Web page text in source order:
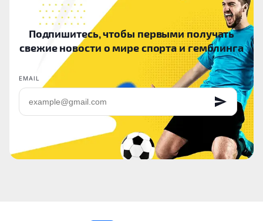
Подпишитесь, чтобы первыми получать
свежие новости о мире спорта и гемблинга
EMAIL